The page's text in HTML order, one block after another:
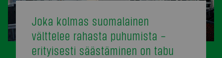
Joka kolmas suomalainen
välttelee rahasta puhumista –
erityisesti säästäminen on tabu